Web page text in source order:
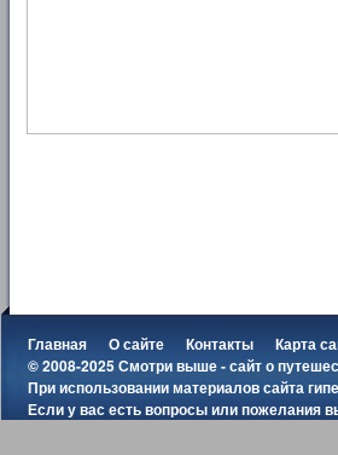
Главная О сайте Контакты Карта
© 2008-2025 Смотри выше - сайт о
При использовании материалов сайта
Если у вас есть вопросы или пожелания